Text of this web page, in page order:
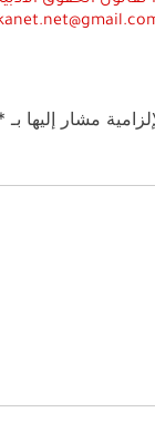
مشار إليها بـ